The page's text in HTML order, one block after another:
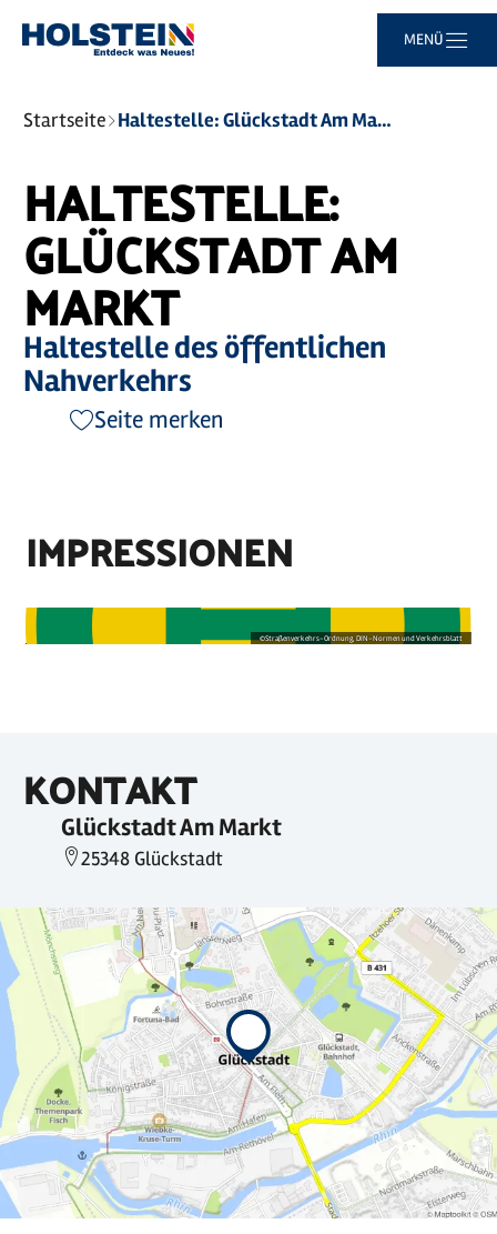
MENÜ
Sie
sind
Startseite Haltestelle: Glückstadt Am Markt
HALTESTELLE:
GLÜCKSTADT AM
MARKT
Haltestelle des öffentlichen
Nahverkehrs
Seite merken
IMPRESSIONEN
©Straßenverkehrs-Ordnung, DIN-Normen und Verkehrsblatt
KONTAKT
Glückstadt Am Markt
25348 Glückstadt